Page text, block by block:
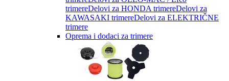
trimereDelovi za HONDA trimereDelovi za
KAWASAKI trimereDelovi za ELEKTRIČNE
trimere
Oprema i dodaci za trimere